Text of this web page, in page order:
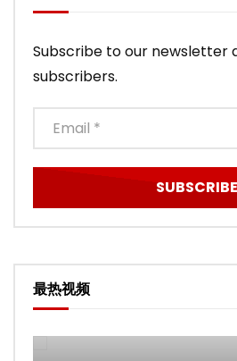
Subscribe to our newsletter
subscribers.
最热视频